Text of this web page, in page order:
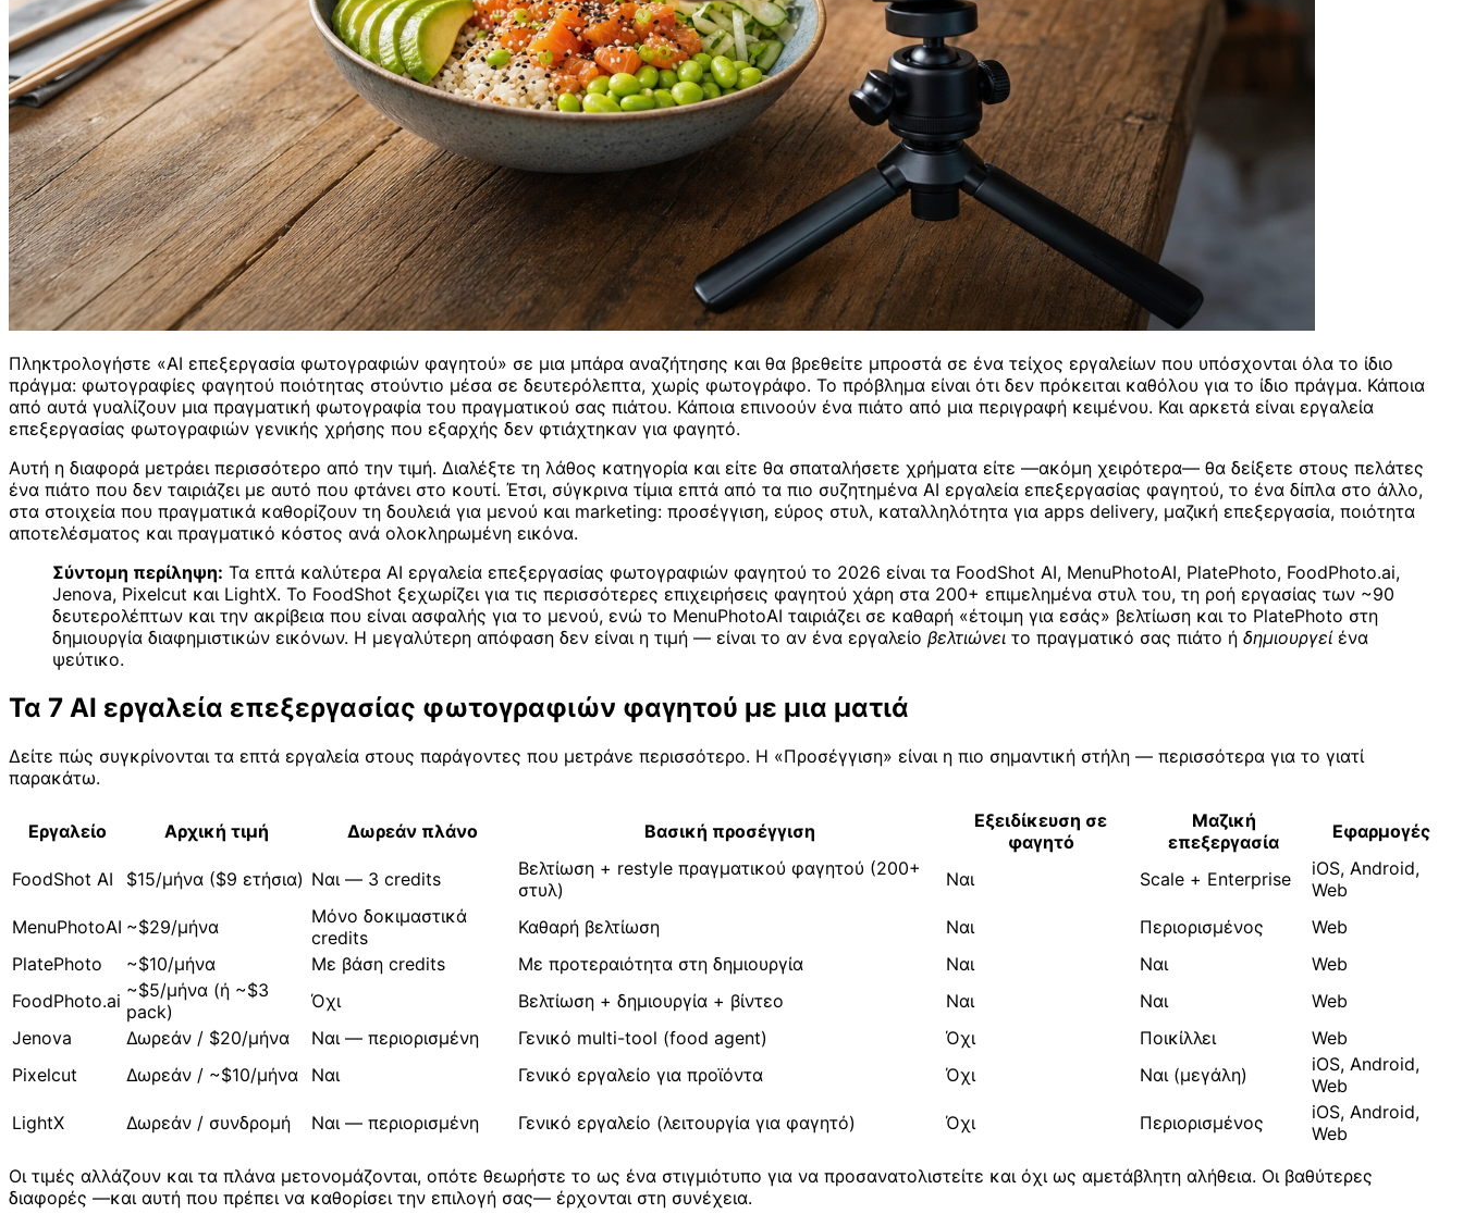
Πληκτρολογήστε «AI επεξεργασία φωτογραφιών φαγητού» σε μια μπάρα αναζήτησης και θα βρεθείτε μπροστά σε ένα τείχος εργαλείων που υπόσχονται όλα το ίδιο
πράγμα: φωτογραφίες φαγητού ποιότητας στούντιο μέσα σε δευτερόλεπτα, χωρίς φωτογράφο. Το πρόβλημα είναι ότι δεν πρόκειται καθόλου για το ίδιο πράγμα. Κάποια
από αυτά γυαλίζουν μια πραγματική φωτογραφία του πραγματικού σας πιάτου. Κάποια επινοούν ένα πιάτο από μια περιγραφή κειμένου. Και αρκετά είναι εργαλεία
επεξεργασίας φωτογραφιών γενικής χρήσης που εξαρχής δεν φτιάχτηκαν για φαγητό.
Αυτή η διαφορά μετράει περισσότερο από την τιμή. Διαλέξτε τη λάθος κατηγορία και είτε θα σπαταλήσετε χρήματα είτε —ακόμη χειρότερα— θα δείξετε στους πελάτες
ένα πιάτο που δεν ταιριάζει με αυτό που φτάνει στο κουτί. Έτσι, σύγκρινα τίμια επτά από τα πιο συζητημένα AI εργαλεία επεξεργασίας φαγητού, το ένα δίπλα στο άλλο,
στα στοιχεία που πραγματικά καθορίζουν τη δουλειά για μενού και marketing: προσέγγιση, εύρος στυλ, καταλληλότητα για apps delivery, μαζική επεξεργασία, ποιότητα
αποτελέσματος και πραγματικό κόστος ανά ολοκληρωμένη εικόνα.
Σύντομη περίληψη: Τα επτά καλύτερα AI εργαλεία επεξεργασίας φωτογραφιών φαγητού το 2026 είναι τα FoodShot AI, MenuPhotoAI, PlatePhoto, FoodPhoto.ai,
Jenova, Pixelcut και LightX. Το FoodShot ξεχωρίζει για τις περισσότερες επιχειρήσεις φαγητού χάρη στα 200+ επιμελημένα στυλ του, τη ροή εργασίας των ~90
δευτερολέπτων και την ακρίβεια που είναι ασφαλής για το μενού, ενώ το MenuPhotoAI ταιριάζει σε καθαρή «έτοιμη για εσάς» βελτίωση και το PlatePhoto στη
δημιουργία διαφημιστικών εικόνων. Η μεγαλύτερη απόφαση δεν είναι η τιμή — είναι το αν ένα εργαλείο βελτιώνει το πραγματικό σας πιάτο ή δημιουργείένα
ψεύτικο.
Τα 7 AI εργαλεία επεξεργασίας φωτογραφιών φαγητού με μια ματιά
Δείτε πώς συγκρίνονται τα επτά εργαλεία στους παράγοντες που μετράνε περισσότερο. Η «Προσέγγιση» είναι η πιο σημαντική στήλη — περισσότερα για το γιατί
παρακάτω.
Εργαλείο Αρχική τιμή Δωρεάν πλάνο Βασική προσέγγιση
Εξειδίκευση σε
φαγητό
Μαζική
επεξεργασία
Εφαρμογές
FoodShot AI $15/μήνα ($9 ετήσια) Ναι — 3 credits
Βελτίωση + restyle πραγματικού φαγητού (200+
στυλ)
Ναι Scale + Enterprise
iOS, Android,
Web
MenuPhotoAI ~$29/μήνα
Μόνο δοκιμαστικά
credits
Καθαρή βελτίωση Ναι Περιορισμένος
Web
PlatePhoto
~$10/μήνα Με βάση credits Με προτεραιότητα στη δημιουργία Ναι Ναι
Web
FoodPhoto.ai ~$5/μήνα (ή ~$3
pack)
Όχι Βελτίωση + δημιουργία + βίντεο Ναι Ναι
Web
Jenova
Δωρεάν / $20/μήνα Ναι — περιορισμένη Γενικό multi-tool (food agent) Όχι Ποικίλλει
Web
Pixelcut
Δωρεάν / ~$10/μήνα Ναι Γενικό εργαλείο για προϊόντα Όχι Ναι (μεγάλη)
iOS, Android,
Web
LightX
Δωρεάν / συνδρομή Ναι — περιορισμένη Γενικό εργαλείο (λειτουργία για φαγητό) Όχι Περιορισμένος
iOS, Android,
Web
Οι τιμές αλλάζουν και τα πλάνα μετονομάζονται, οπότε θεωρήστε το ως ένα στιγμιότυπο για να προσανατολιστείτε και όχι ως αμετάβλητη αλήθεια. Οι βαθύτερες
διαφορές —και αυτή που πρέπει να καθορίσει την επιλογή σας— έρχονται στη συνέχεια.